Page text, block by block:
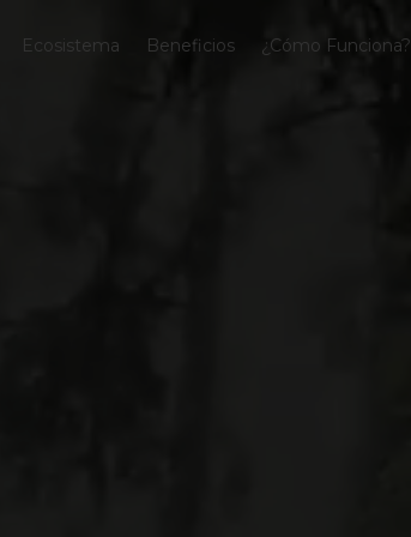
Ecosistema Beneficios ¿Cómo Funciona?